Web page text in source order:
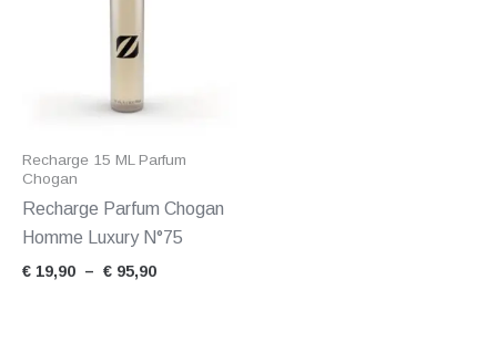
Recharge 15 ML Parfum
Chogan
Recharge Parfum Chogan
Homme Luxury N°75
€ 19,90 – € 95,90